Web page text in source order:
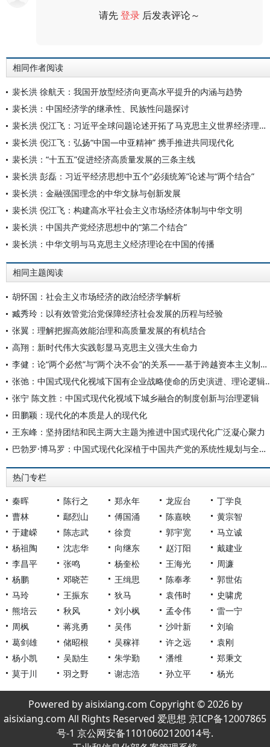
请先登录 后发表评论～
相同作者阅读
裴长洪 徐航天：我国开放型经济向更高水平提升的内涵与趋势
裴长洪：中国经济学的继承性、民族性问题探讨
裴长洪 倪江飞：习近平全球问题论述开拓了马克思主义世界经济理论新境界
裴长洪 倪江飞：弘扬“中国—中亚精神” 携手推进共同现代化
裴长洪：“十五五”促进经济高质量发展的三条主线
裴长洪 彭磊：习近平经济思想中五个“必须统筹”论述与“两个结合”
裴长洪：金融强国理念的中华文脉与创新发展
裴长洪 倪江飞：构建高水平社会主义市场经济体制与中华文明
裴长洪：中国共产党经济思想中的“第二个结合”
裴长洪：中华文明与马克思主义经济理论在中国的传播
相同主题阅读
胡怀国：社会主义市场经济的政治经济学解析
臧秀玲：以有效管党治党保障经济社会发展的历程与经验
张翼：理解把握高效能治理和高质量发展的有机结合
高翔：新时代伟大实践彰显马克思主义强大生命力
李健：论“两个必然”与“两个决不会”的关系——基于跨越资本主义制度“卡夫丁峡谷”设想的反思
张弛：中国式现代化视域下国有
张宁 陈文胜：中国式现代化视域下城乡融合的制度创新与治理逻辑
田鹏颖：现代化的本质是人的现代化
王东峰：坚持团结和民主两大主题为推进中国式现代化广泛凝心聚力
巴勃罗·博马罗：中国式现代化深植于中国共产党的系统性规划与全方位治理实践
热门专栏
秦晖 陈行之 郑永年 龙应台
丁学良
曹林
鄢烈山 傅国涌 陈嘉映
黄宗智
于建嵘
陈志武 徐贲 郭宇宽
马立诚
杨祖陶
沈志华 向继东 赵汀阳
戴建业
李昌平
张鸣 杨奎松 王海光
周濂
杨鹏
邓晓芒 王缉思 陈奉孝
郭世佑
马玲
王振东 狄马 袁伟时
史啸虎
熊培云
秋风 刘小枫 孟令伟
雷一宁
周枫
蒋兆勇 吴伟 沙叶新
刘瑜
葛剑雄
储昭根 吴稼祥 许之远
袁刚
杨小凯
吴励生 朱学勤 潘维
郑秉文
莫于川
羽之野 谢志浩 孙立平 杨光
Powered by aisixiang.com Copyright © 2026 by
aisixiang.com All Rights Reserved 爱思想 京ICP备12007865
号-1 京公网安备11010602120014号.